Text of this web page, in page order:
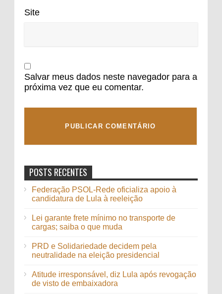
Site
Salvar meus dados neste navegador para a
próxima vez que eu comentar.
POSTS RECENTES
Federação PSOL-Rede oficializa apoio à
candidatura de Lula à reeleição
Lei garante frete mínimo no transporte de
cargas; saiba o que muda
PRD e Solidariedade decidem pela
neutralidade na eleição presidencial
Atitude irresponsável, diz Lula após revogação
de visto de embaixadora